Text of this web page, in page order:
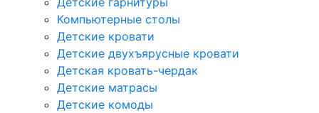
Компьютерные столы
Детские кровати
Детские двухъярусные кровати
Детская кровать-чердак
Детские матрасы
Детские комоды